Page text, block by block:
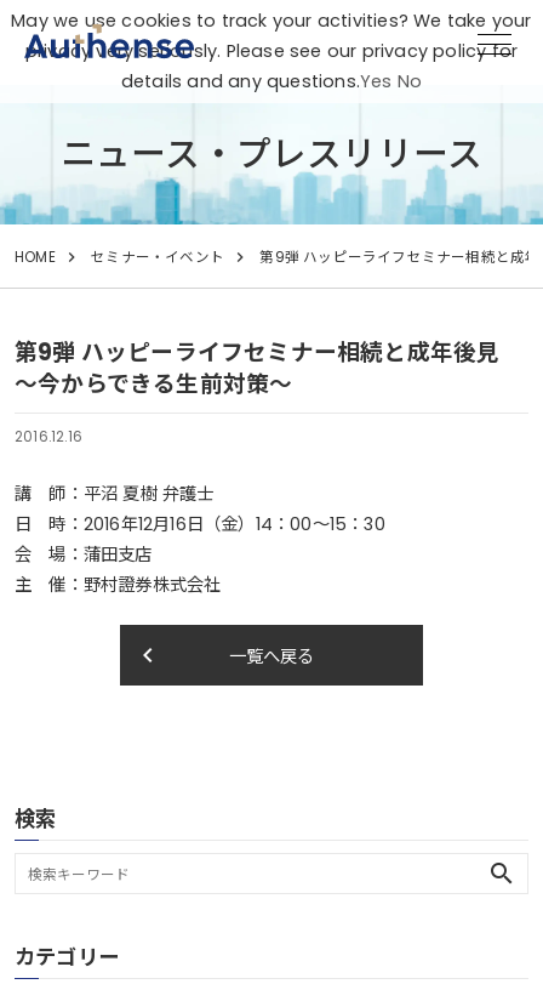
ニュース・プレスリリース
HOME セミナー・イベント 第9弾 ハッピーライフセミナー相続と成
第9弾 ハッピーライフセミナー相続と成年後見
～今からできる生前対策～
2016.12.16
講 師：平沼 夏樹 弁護士
日 時：2016年12月16日（金）14：00～15：30
会 場：蒲田支店
主 催：野村證券株式会社
一覧へ戻る
keyboard_arrow_left
検索
search
カテゴリー
May we use cookies to track your activities? We take your
privacy very seriously. Please see our privacy policy for
details and any questions.Yes No